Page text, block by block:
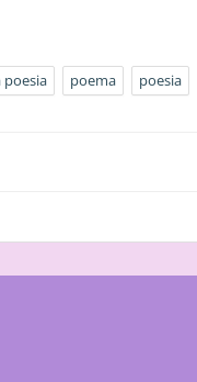
poesia poema poesia